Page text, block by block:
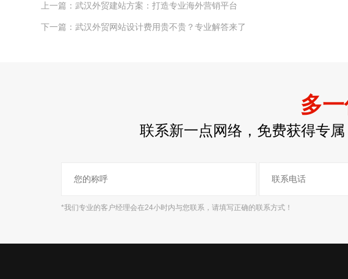
上一篇：武汉外贸建站方案：打造专业海外营销平台
下一篇：武汉外贸网站设计费用贵不贵？专业解答来了
多
联系新一点网络，免费获得专
*我们专业的客户经理会在24小时内与您联系，请填写正确的联系方式！